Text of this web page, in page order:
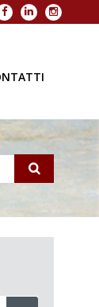
Facebook
LinkedIn